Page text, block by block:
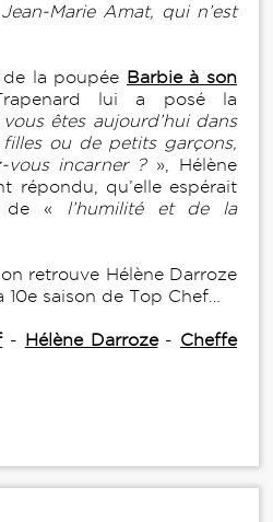
Marie Amat, qui n’est
la poupée Barbie à son
lui a posé la
êtes aujourd’hui dans
ou de petits garçons,
vous incarner ?», Hélène
répondu, qu’elle espérait
de «
l’humilité et de la
retrouve Hélène Darroze
saison de Top Chef…
- Hélène Darroze- Cheffe